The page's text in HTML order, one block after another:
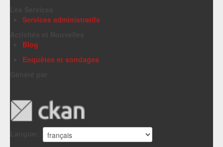
Services administratifs
Blog
Enquêtes et sondages